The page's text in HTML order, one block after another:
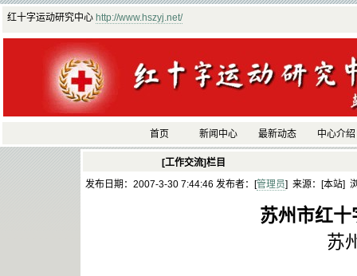
红十字运动研究中心 http://www.hszyj.net/
首页 新闻中心 最新动态 中心介绍
[工作交流]栏目
发布日期：2007-3-30 7:44:46 发布者：[管理员] 来源：[本站]
苏州市红
苏